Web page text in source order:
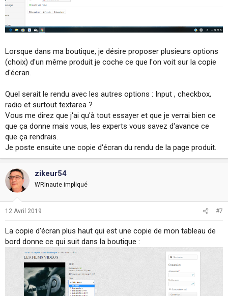
Lorsque dans ma boutique, je désire proposer plusieurs options
(choix) d'un même produit je coche ce que l'on voit sur la copie
d'écran.
Quel serait le rendu avec les autres options : Input , checkbox,
radio et surtout textarea ?
Vous me direz que j'ai qu'à tout essayer et que je verrai bien ce
que ça donne mais vous, les experts vous savez d'avance ce
que ça rendrais.
Je poste ensuite une copie d'écran du rendu de la page produit.
zikeur54
WRInaute impliqué
12 Avril 2019 #7
La copie d'écran plus haut qui est une copie de mon tableau de
bord donne ce qui suit dans la boutique :